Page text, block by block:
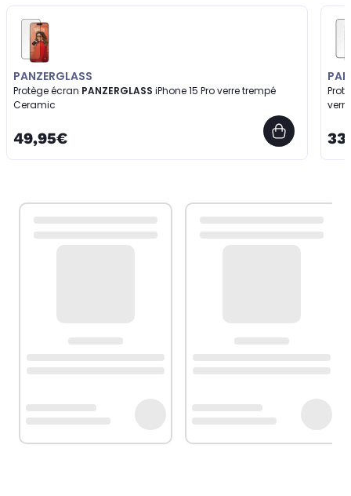
PANZERGLASS
Protège écran PANZERGLASS
Ceramic
49,95€